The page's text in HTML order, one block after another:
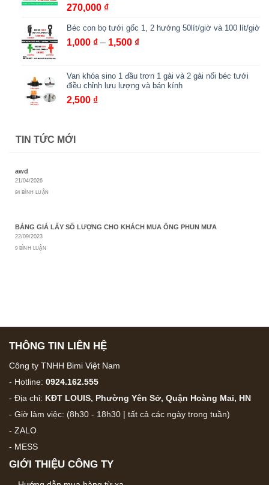
270,000 ₫
Béc con bọ tưới gốc 1, 2 hướng 50lít/giờ và 100 lít/giờ
1,000 ₫ – 1,500 ₫Khoảng
1,000 ₫
đến
Van khóa sino 1 đầu trơn 1 gài và 2 gài nối béc tưới
điều chỉnh lưu lượng và bán kính
2,500 ₫
TIN TỨC MỚI
awd
21/04/2026
84 BÌNH LUẬN
BẢNG GIÁ LẤY SỐ LƯỢNG CHO KHÁCH MUA ỐNG PHUN MƯA
22/09/2023
9 BÌNH LUẬN
THÔNG TIN LIÊN HỆ
Công ty TNHH Bimi Việt Nam
- Hotline: 0924.162.555
- Địa chỉ: KĐT LOUIS, Phường Yên Sở, Quận Hoàng Mai, HN
- Giờ làm việc: (8h30 - 18h30 | tất cả các ngày trong tuần)
- ZALO
- MESS
GIỚI THIỆU CÔNG TY